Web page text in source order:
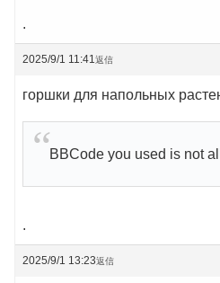
.
2025/9/1 11:41 返信
горшки для напольных
BBCode you used is not
.
2025/9/1 13:23返信